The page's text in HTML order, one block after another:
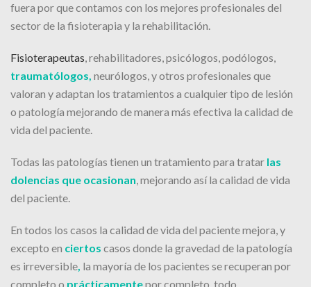
fuera por que contamos con los mejores profesionales del
sector de la fisioterapia y la rehabilitación.
Fisioterapeutas, rehabilitadores, psicólogos, podólogos,
traumatólogos, neurólogos, y otros profesionales que
valoran y adaptan los tratamientos a cualquier tipo de lesión
o patología mejorando de manera más efectiva la calidad de
vida del paciente.
Todas las patologías tienen un tratamiento para tratar las
dolencias que ocasionan, mejorando así la calidad de vida
del paciente.
En todos los casos la calidad de vida del paciente mejora, y
excepto en ciertos casos donde la gravedad de la patología
es irreversible, la mayoría de los pacientes se recuperan por
completo o prácticamentepor completo, todo